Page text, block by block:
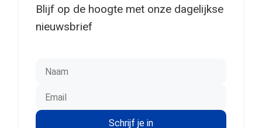
Blijf op de hoogte met onze dagelijkse
nieuwsbrief